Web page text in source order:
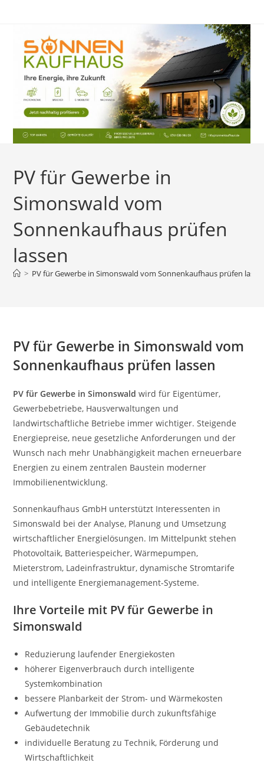
PV für Gewerbe in
Simonswald vom
Sonnenkaufhaus prüfen
lassen
> PV für Gewerbe in Simonswald vom Sonnenkaufhaus prüfen
PV für Gewerbe in Simonswald vom
Sonnenkaufhaus prüfen lassen
PV für Gewerbe in Simonswald wird für Eigentümer,
Gewerbebetriebe, Hausverwaltungen und
landwirtschaftliche Betriebe immer wichtiger. Steigende
Energiepreise, neue gesetzliche Anforderungen und der
Wunsch nach mehr Unabhängigkeit machen erneuerbare
Energien zu einem zentralen Baustein moderner
Immobilienentwicklung.
Sonnenkaufhaus GmbH unterstützt Interessenten in
Simonswald bei der Analyse, Planung und Umsetzung
wirtschaftlicher Energielösungen. Im Mittelpunkt stehen
Photovoltaik, Batteriespeicher, Wärmepumpen,
Mieterstrom, Ladeinfrastruktur, dynamische Stromtarife
und intelligente Energiemanagement-Systeme.
Ihre Vorteile mit PV für Gewerbe in
Simonswald
Reduzierung laufender Energiekosten
höherer Eigenverbrauch durch intelligente
Systemkombination
bessere Planbarkeit der Strom- und Wärmekosten
Aufwertung der Immobilie durch zukunftsfähige
Gebäudetechnik
individuelle Beratung zu Technik, Förderung und
Wirtschaftlichkeit